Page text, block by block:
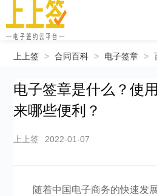
上上签 > 合同百科 > 电子签章 >
电子签章是什么？使
来哪些便利？
上上签 2022-01-07
随着中国电子商务的快速发